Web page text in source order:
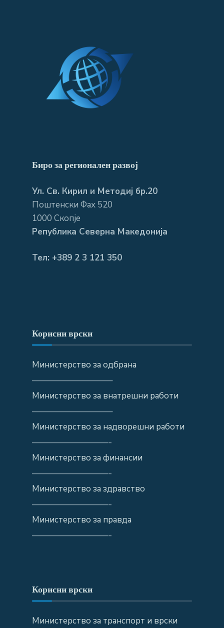
Биро за регионален развој
Ул. Св. Кирил и Методиј бр.20
Поштенски Фах 520
1000 Скопје
Република Северна Македонија
Тел: +389 2 3 121 350
Корисни врски
Министерство за одбрана
—————————–
Министерство за внатрешни работи
—————————–
Министерство за надворешни работи
—————————-
Министерство за финансии
—————————-
Министерство за здравство
—————————-
Министерство за правда
—————————-
Корисни врски
Министерство за транспорт и врски